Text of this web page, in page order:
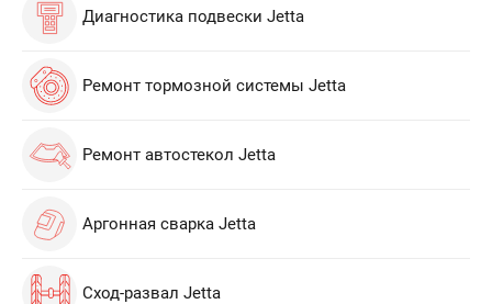
Диагностика подвески Jetta
Ремонт тормозной системы Jetta
Ремонт автостекол Jetta
Аргонная сварка Jetta
Сход-развал Jetta